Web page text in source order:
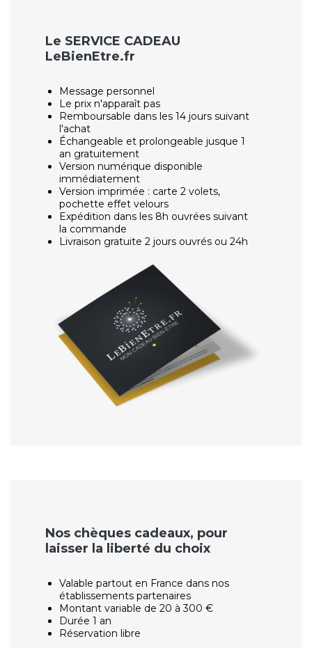
Le SERVICE CADEAU
LeBienEtre.fr
Message personnel
Le prix n'apparaît pas
Remboursable dans les 14 jours suivant
l'achat
Échangeable et prolongeable jusque 1
an gratuitement
Version numérique disponible
immédiatement
Version imprimée : carte 2 volets,
pochette effet velours
Expédition dans les 8h ouvrées suivant
la commande
Livraison gratuite 2 jours ouvrés ou 24h
Nos chèques cadeaux, pour
laisser la liberté du choix
Valable partout en France dans nos
établissements partenaires
Montant variable de 20 à 300 €
Durée 1 an
Réservation libre